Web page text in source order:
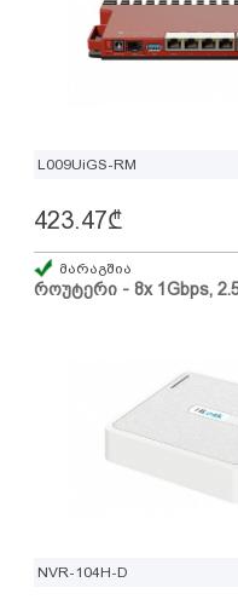
L009UiGS-RM
როუტერი - 8x 1Gbps,
423.47₾
მარაგშია
NVR-104H-D